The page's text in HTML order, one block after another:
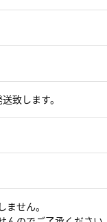
致します。
せん。